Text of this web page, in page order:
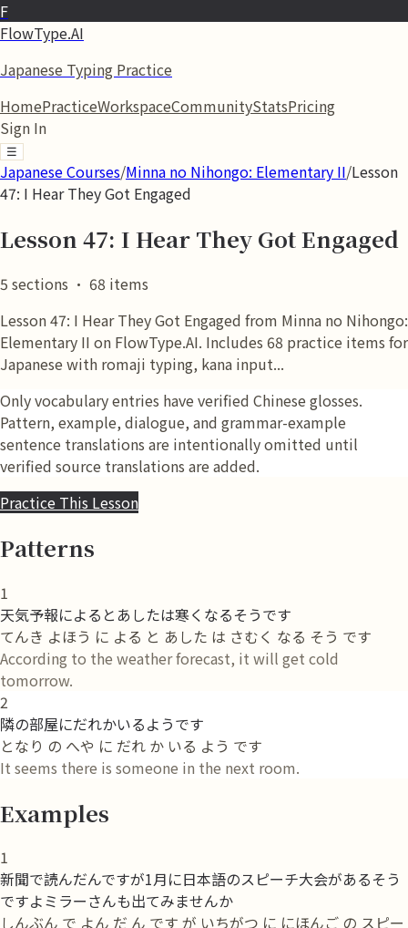
F
FlowType.AI
Japanese Typing Practice
HomePracticeWorkspaceCommunityStatsPricing
Sign In
☰
Japanese Courses/Minna no Nihongo: Elementary II/Lesson
47: I Hear They Got Engaged
Lesson 47: I Hear They Got Engaged
5 sections · 68 items
Lesson 47: I Hear They Got Engaged from Minna no Nihongo:
Elementary II on FlowType.AI. Includes 68 practice items for
Japanese with romaji typing, kana input...
Only vocabulary entries have verified Chinese glosses.
Pattern, example, dialogue, and grammar-example
sentence translations are intentionally omitted until
verified source translations are added.
Practice This Lesson
Patterns
1
天気予報によるとあしたは寒くなるそうです
てんき よほう に よる と あした は さむく なる そう です
According to the weather forecast, it will get cold
tomorrow.
2
隣の部屋にだれかいるようです
となり の へや に だれ か いる よう です
It seems there is someone in the next room.
Examples
1
新聞で読んだんですが1月に日本語のスピーチ大会があるそう
ですよミラーさんも出てみませんか
しんぶん で よん だ ん です が いちがつ に にほんご の スピー